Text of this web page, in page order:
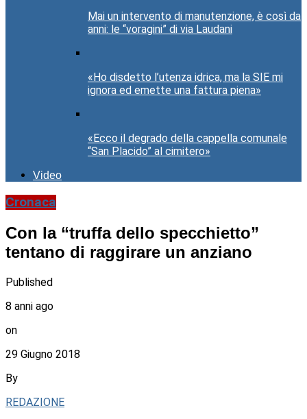
Mai un intervento di manutenzione, è così da
anni: le “voragini” di via Laudani
«Ho disdetto l’utenza idrica, ma la SIE mi
ignora ed emette una fattura piena»
«Ecco il degrado della cappella comunale
“San Placido” al cimitero»
Video
Cronaca
Con la “truffa dello specchietto”
tentano di raggirare un anziano
Published
8 anni ago
on
29 Giugno 2018
By
REDAZIONE